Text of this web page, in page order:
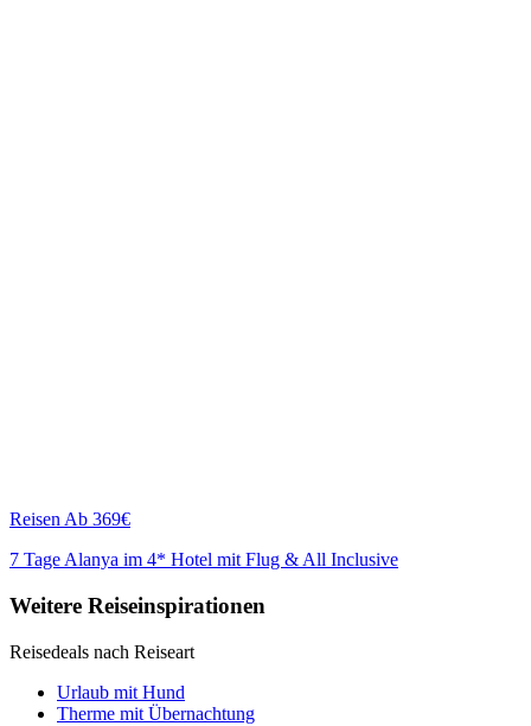
Reisen Ab 369€
7 Tage Alanya im 4* Hotel mit Flug & All Inclusive
Weitere Reiseinspirationen
Reisedeals nach Reiseart
Urlaub mit Hund
Therme mit Übernachtung